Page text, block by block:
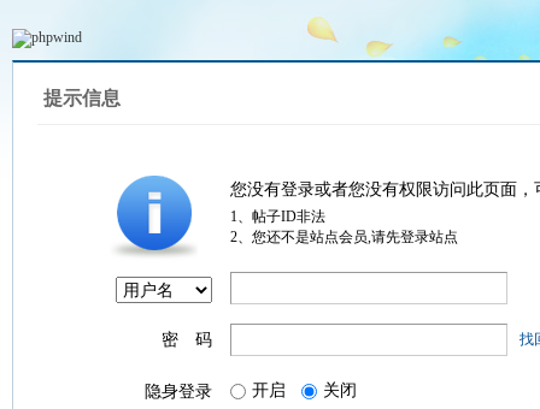
提示信息
您没有登录或者您没有权限访问此页面
1、帖子ID非法
2、您还不是站点会员,请先登录站点
密 码 找
隐身登录 开启 关闭